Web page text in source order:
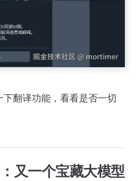
下翻译功能，看看是否一切
又一个宝藏大模型